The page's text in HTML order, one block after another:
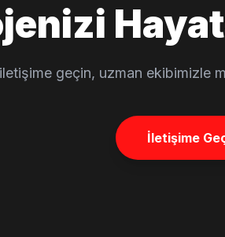
geçin, uzman ekibimizle
İletişime